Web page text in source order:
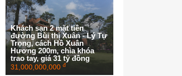
Khách sạn 2 mặt tiền
đường Bùi thị Xuân - Lý Tự
Trọng, cách Hồ Xuân
Hương 200m, chìa khóa
trao tay, giá 31 tỷ đồng
31,000,000,000 đ